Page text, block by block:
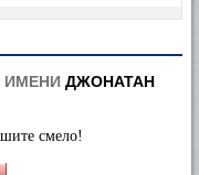
ИМЕНИ ДЖОНАТАН
смело!